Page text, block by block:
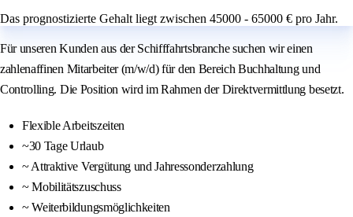
Das prognostizierte Gehalt liegt zwischen 45000 - 65000 € pro Jahr.
Für unseren Kunden aus der Schifffahrtsbranche suchen wir einen
zahlenaffinen Mitarbeiter (m/w/d) für den Bereich Buchhaltung und
Controlling. Die Position wird im Rahmen der Direktvermittlung besetzt.
Flexible Arbeitszeiten
~30 Tage Urlaub
~ Attraktive Vergütung und Jahressonderzahlung
~ Mobilitätszuschuss
~ Weiterbildungsmöglichkeiten